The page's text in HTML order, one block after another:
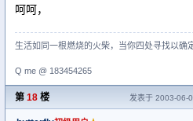
呵呵，
生活如同一根燃烧的火柴，当你四处寻找以确
Q me @ 183454265
第 18 楼 发表于 2003-06-